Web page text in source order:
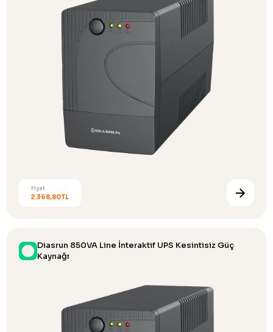
Fiyat
2.368,80TL
Diasrun 850VA Line İnteraktif UPS Kesintisiz Güç
Kaynağı